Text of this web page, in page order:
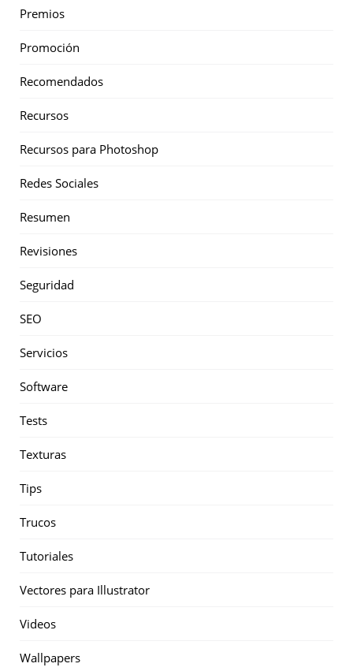
Premios
Promoción
Recomendados
Recursos
Recursos para Photoshop
Redes Sociales
Resumen
Revisiones
Seguridad
SEO
Servicios
Software
Tests
Texturas
Tips
Trucos
Tutoriales
Vectores para Illustrator
Videos
Wallpapers